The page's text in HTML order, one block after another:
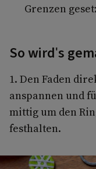
Grenzen
So wird's
1. Den Faden
anspannen und
mittig um den
festhalten.